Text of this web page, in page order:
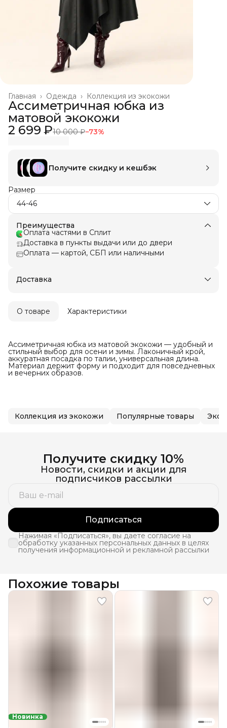
Коллекция из экокожи
Одежда ›
Главная ›
Ассиметричная юбка из
матовой экокожи
2 699 ₽10 000 ₽−73%
Получите скидку и кешбэк
Размер
44-46
Преимущества
Оплата частями в Сплит
Доставка в пункты выдачи или до двери
Оплата — картой, СБП или наличными
Доставка
О товаре Характеристики
Ассиметричная юбка из матовой экокожи — удобный и
стильный выбор для осени и зимы. Лаконичный крой,
аккуратная посадка по талии, универсальная длина.
Материал держит форму и подходит для повседневных
и вечерних образов.
Коллекция из экокожи Популярные товары
Получите скидку 10%
Новости, скидки и акции для
подписчиков рассылки
Подписаться
Нажимая «Подписаться», вы даете согласие на
обработку указанных персональных данных в целях
получения информационной и рекламной рассылки
Похожие товары
Новинка